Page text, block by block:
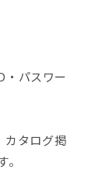
・パスワー
カタログ掲